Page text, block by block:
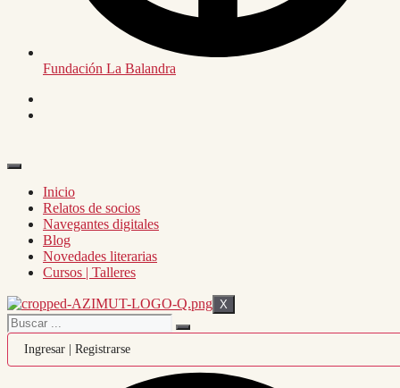
Fundación La Balandra
Inicio
Relatos de socios
Navegantes digitales
Blog
Novedades literarias
Cursos | Talleres
X
Ingresar | Registrarse